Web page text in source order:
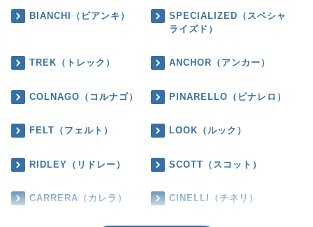
BIANCHI（ビアンキ）
SPECIALIZED（スペシャ
ライズド）
TREK（トレック） ANCHOR（アンカー）
COLNAGO（コルナゴ） PINARELLO（ピナレロ）
FELT（フェルト） LOOK（ルック）
RIDLEY（リドレー） SCOTT（スコット）
CARRERA（カレラ） CINELLI（チネリ）